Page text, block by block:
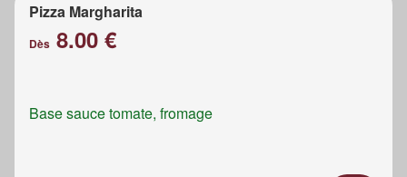
Pizza Margharita
Dès 8.00 €
Base sauce tomate, fromage